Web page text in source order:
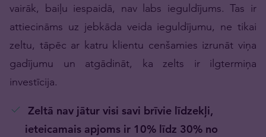
vairāk, baiļu iespaidā, nav labs ieguldījums. Tas ir
attiecināms uz jebkāda veida ieguldījumu, ne tikai
zeltu, tāpēc ar katru klientu cenšamies izrunāt viņa
gadījumu un atgādināt, ka zelts ir ilgtermiņa
investīcija.
Zeltā nav jātur visi savi brīvie līdzekļi,
ieteicamais apjoms ir 10% līdz 30% no